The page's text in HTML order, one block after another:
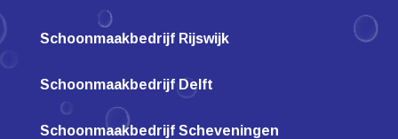
Schoonmaakbedrijf Rijswijk
Schoonmaakbedrijf Delft
Schoonmaakbedrijf Scheveningen